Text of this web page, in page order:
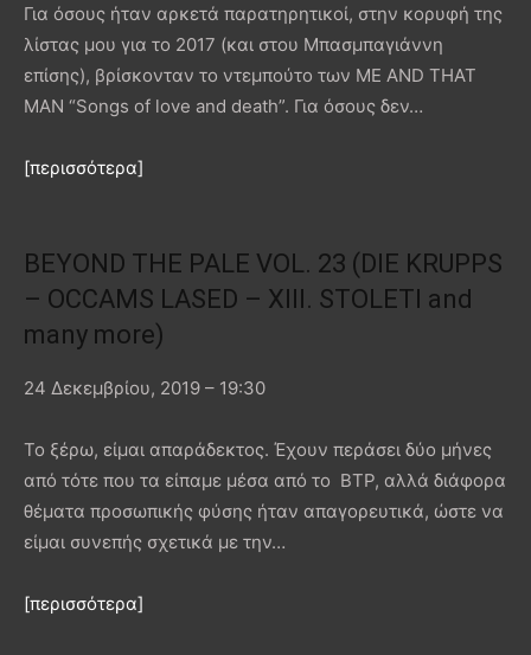
Για όσους ήταν αρκετά παρατηρητικοί, στην κορυφή της
λίστας μου για το 2017 (και στου Μπασμπαγιάννη
επίσης), βρίσκονταν το ντεμπούτο των ME AND THAT
MAN “Songs of love and death”. Για όσους δεν…
[περισσότερα]
BEYOND THE PALE VOL. 23 (DIE KRUPPS
– OCCAMS LASED – XIII. STOLETI and
many more)
24 Δεκεμβρίου, 2019 – 19:30
Το ξέρω, είμαι απαράδεκτος. Έχουν περάσει δύο μήνες
από τότε που τα είπαμε μέσα από το ΒΤΡ, αλλά διάφορα
θέματα προσωπικής φύσης ήταν απαγορευτικά, ώστε να
είμαι συνεπής σχετικά με την…
[περισσότερα]